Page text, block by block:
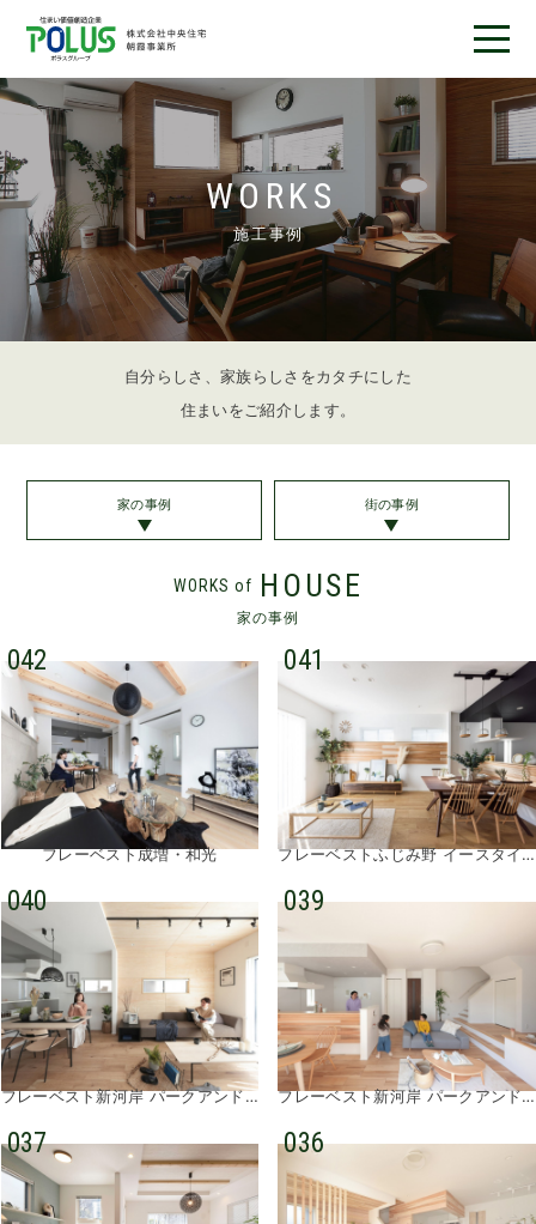
フレーベストとは
完成済み物件
分譲地情報
施工事例
お客様の声
店舗紹介
WORKS
施工事例
自分らしさ、家族らしさをカタチにした
住まいをご紹介します。
家の事例 街の事例
WORKS of HOUSE
家の事例
042
フレーベスト成増・和光
041
フレーベストふじみ野 イースタイル・コレクションズ
040
フレーベスト新河岸 パークアンドパーティ②
039
フレーベスト新河岸 パークアンドパーティ
037 036